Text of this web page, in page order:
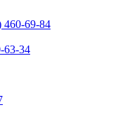
460-69-84
63-34